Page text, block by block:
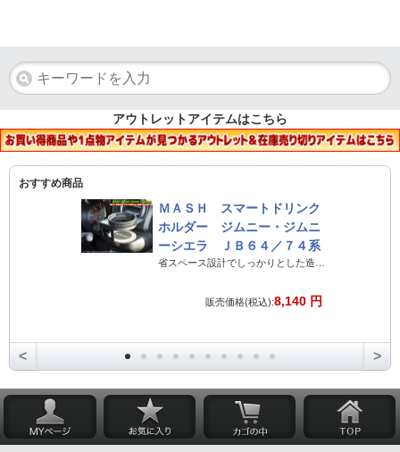
アウトレットアイテムはこちら
おすすめ商品
ＭＡＳＨ スマートドリンク
ホルダー ジムニー・ジムニ
ーシエラ ＪＢ６４／７４系
販売価格(税込):8,140 円
< >